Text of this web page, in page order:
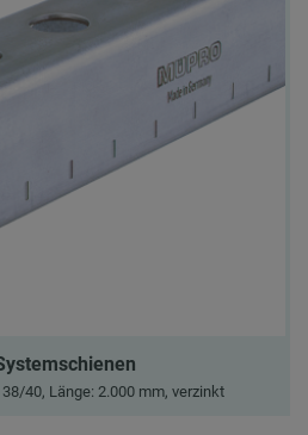
40, Länge: 2.000 mm, verzinkt